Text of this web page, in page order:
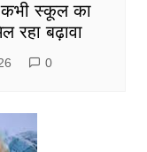
कभी स्कूल का
रहा बढ़ावा
0